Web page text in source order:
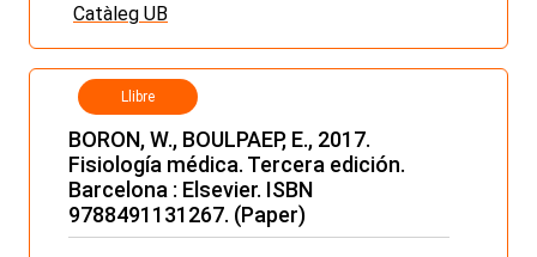
Catàleg UB
Llibre
BORON, W., BOULPAEP, E., 2017.
Fisiología médica. Tercera edición.
Barcelona : Elsevier. ISBN
9788491131267. (Paper)